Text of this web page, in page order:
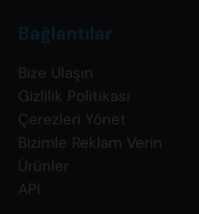
Bağlantılar
Bize Ulaşın
Gizlilik Politikası
Çerezleri Yönet
Bizimle Reklam Verin
Ürünler
API